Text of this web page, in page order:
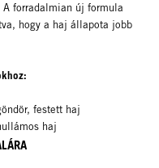
forradalmian új formula
hogy a haj állapota jobb
festett haj
haj